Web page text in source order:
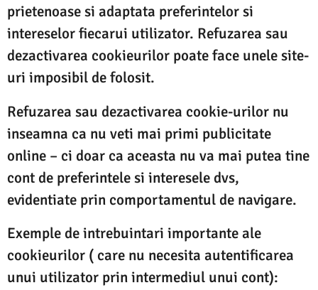
prietenoase si adaptata preferintelor si
intereselor fiecarui utilizator. Refuzarea sau
dezactivarea cookieurilor poate face unele site-
uri imposibil de folosit.
Refuzarea sau dezactivarea cookie-urilor nu
inseamna ca nu veti mai primi publicitate
online – ci doar ca aceasta nu va mai putea tine
cont de preferintele si interesele dvs,
evidentiate prin comportamentul de navigare.
Exemple de intrebuintari importante ale
cookieurilor ( care nu necesita autentificarea
unui utilizator prin intermediul unui cont):